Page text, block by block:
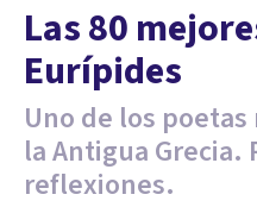
Las 80
Eurípides
Uno de los
la Antigua Grecia.
reflexiones.